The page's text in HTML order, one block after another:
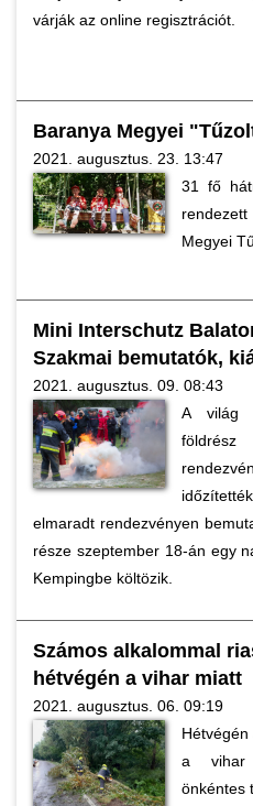
várják az online regisztrációt.
Baranya Megyei
2021. augusztus. 23. 13:47
31 fő
Megyei
Mini Interschutz
Szakmai bemutatók,
2021. augusztus. 09. 08:43
A világ
elmaradt rendezvényen
része szeptember 18-án egy
Kempingbe költözik.
Számos alkalommal
hétvégén a vihar miatt
2021. augusztus. 06. 09:19
a vihar
önkéntes